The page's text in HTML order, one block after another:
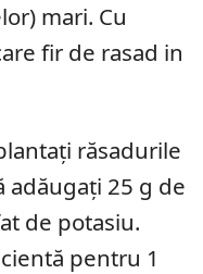
mari. Cu
fir de rasad in
răsadurile
adăugați 25 g de
de potasiu.
pentru 1